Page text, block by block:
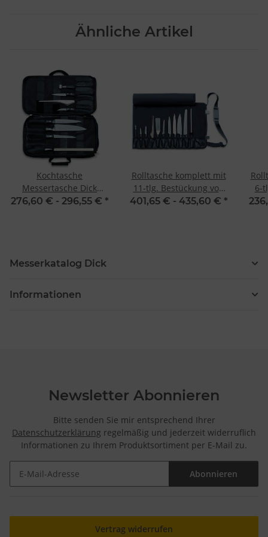
Ähnliche Artikel
Kochtasche
Messertasche Dick
Culinary Bag 8-teilig
276,60 € - 296,55 € *
Rolltasche komplett mit
11-tlg. Bestückung von
Dick
401,65 € - 435,60 € *
6-
Messerkatalog Dick
Informationen
Newsletter Abonnieren
Bitte senden Sie mir entsprechend Ihrer
Datenschutzerklärung regelmäßig und jederzeit widerruflich
Informationen zu Ihrem Produktsortiment per E-Mail zu.
Abonnieren
Vertrag widerrufen